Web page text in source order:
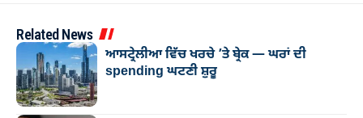
Related News
ਆਸਟ੍ਰੇਲੀਆ ਵਿੱਚ ਖਰਚੇ ’ਤੇ ਬ੍ਰੇਕ — ਘਰਾਂ ਦੀ
spending ਘਟਣੀ ਸ਼ੁਰੂ